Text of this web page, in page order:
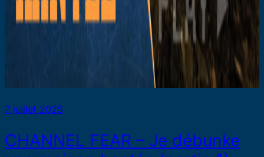
7 juillet 2025
CHANNEL FEAR – Je débunke